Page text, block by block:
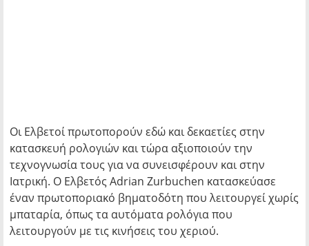
Οι Ελβετοί πρωτοπορούν εδώ και δεκαετίες στην
κατασκευή ρολογιών και τώρα αξιοποιούν την
τεχνογνωσία τους για να συνεισφέρουν και στην
Ιατρική. O Ελβετός Adrian Zurbuchen κατασκεύασε
έναν πρωτοποριακό βηματοδότη που λειτουργεί χωρίς
μπαταρία, όπως τα αυτόματα ρολόγια που
λειτουργούν με τις κινήσεις του χεριού.